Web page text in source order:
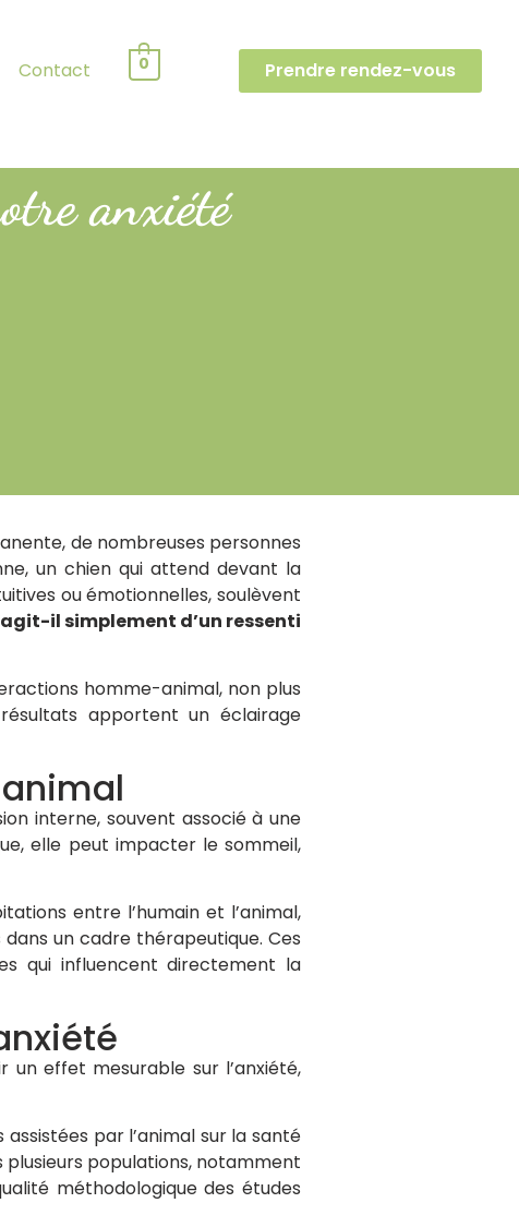
Contact 0 Prendre rendez-vous
anxiété
de nombreuses personnes
un chien qui attend devant la
ou émotionnelles, soulèvent
il simplement d’un ressenti
homme-animal, non plus
apportent un éclairage
interne, souvent associé à une
elle peut impacter le sommeil,
entre l’humain et l’animal,
dans un cadre thérapeutique. Ces
qui influencent directement la
un effet mesurable sur l’anxiété,
par l’animal sur la santé
plusieurs populations, notamment
méthodologique des études